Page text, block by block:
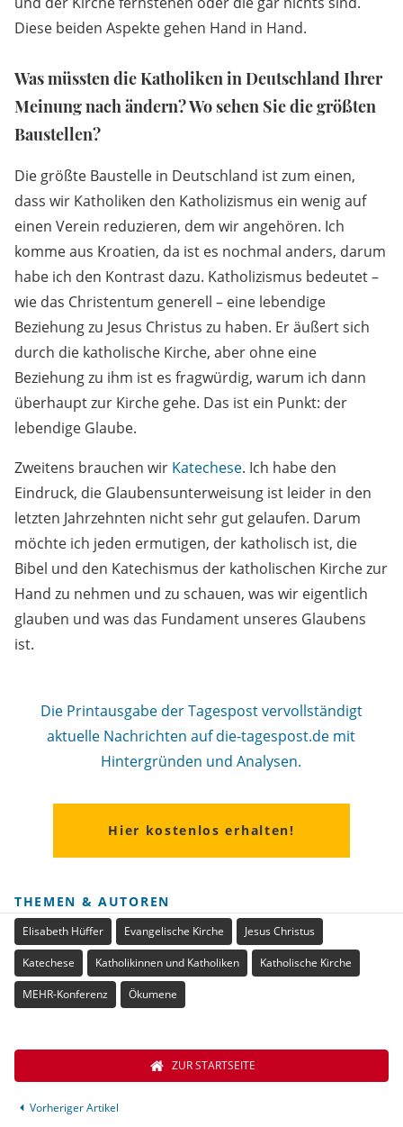
Diese beiden Aspekte gehen Hand in Hand.
Was müssten die Katholiken in Deutschland Ihrer
Meinung nach ändern? Wo sehen Sie die größten
Baustellen?
Die größte Baustelle in Deutschland ist zum einen,
dass wir Katholiken den Katholizismus ein wenig auf
einen Verein reduzieren, dem wir angehören. Ich
komme aus Kroatien, da ist es nochmal anders, darum
habe ich den Kontrast dazu. Katholizismus bedeutet –
wie das Christentum generell – eine lebendige
Beziehung zu Jesus Christus zu haben. Er äußert sich
durch die katholische Kirche, aber ohne eine
Beziehung zu ihm ist es fragwürdig, warum ich dann
überhaupt zur Kirche gehe. Das ist ein Punkt: der
lebendige Glaube.
Zweitens brauchen wir Katechese. Ich habe den
Eindruck, die Glaubensunterweisung ist leider in den
letzten Jahrzehnten nicht sehr gut gelaufen. Darum
möchte ich jeden ermutigen, der katholisch ist, die
Bibel und den Katechismus der katholischen Kirche zur
Hand zu nehmen und zu schauen, was wir eigentlich
glauben und was das Fundament unseres Glaubens
ist.
Die Printausgabe der Tagespost vervollständigt
aktuelle Nachrichten auf die-tagespost.de mit
Hintergründen und Analysen.
Hier kostenlos erhalten!
THEMEN & AUTOREN
Elisabeth Hüffer Evangelische Kirche Jesus Christus
Katechese Katholikinnen und Katholiken Katholische Kirche
MEHR-Konferenz Ökumene
Vorheriger Artikel
ZUR STARTSEITE